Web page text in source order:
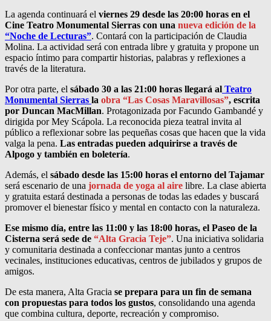
La agenda continuará el viernes 29 desde las 20:00 horas en el
Cine Teatro Monumental Sierras con una nueva edición de la
“Noche de Lecturas”. Contará con la participación de Claudia
Molina. La actividad será con entrada libre y gratuita y propone un
espacio íntimo para compartir historias, palabras y reflexiones a
través de la literatura.
Por otra parte, el sábado 30 a las 21:00 horas llegará al Teatro
Monumental Sierras la obra “Las Cosas Maravillosas”, escrita
por Duncan MacMillan. Protagonizada por Facundo Gambandé y
dirigida por Mey Scápola. La reconocida pieza teatral invita al
público a reflexionar sobre las pequeñas cosas que hacen que la vida
valga la pena. Las entradas pueden adquirirse a través de
Alpogo y también en boletería.
Además, el sábado desde las 15:00 horas el entorno del Tajamar
será escenario de una jornada de yoga al aire libre. La clase abierta
y gratuita estará destinada a personas de todas las edades y buscará
promover el bienestar físico y mental en contacto con la naturaleza.
Ese mismo día, entre las 11:00 y las 18:00 horas, el Paseo de la
Cisterna será sede de “Alta Gracia Teje”. Una iniciativa solidaria
y comunitaria destinada a confeccionar mantas junto a centros
vecinales, instituciones educativas, centros de jubilados y grupos de
amigos.
De esta manera, Alta Gracia se prepara para un fin de semana
con propuestas para todos los gustos, consolidando una agenda
que combina cultura, deporte, recreación y compromiso.